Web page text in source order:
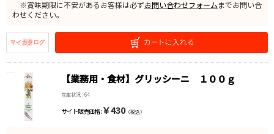
※賞味期限に不安があるお客様は必ずお問い合わせフォームまでお問い合
わせください。
【業務用・食材】グリッシーニ １００ｇ
在庫状況 : 64
サイト販売価格 : ￥430（税込）